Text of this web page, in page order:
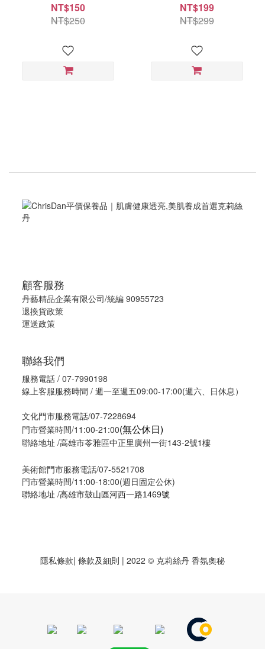
NT$150
NT$250
NT$199
NT$299
顧客服務
丹藝精品企業有限公司/統編 90955723
退換貨政策
運送政策
聯絡我們
服務電話 / 07-7990198
線上客服服務時間 / 週一至週五09:00-17:00(週六、日休息）
文化門市服務電話/07-7228694
門市營業時間/11:00-21:00(無公休日)
聯絡地址 /高雄市苓雅區中正里廣州一街143-2號1樓
美術館門市服務電話/07-5521708
門市營業時間/11:00-18:00(週日固定公休)
聯絡地址 /高雄市鼓山區河西一路1469號
隱私條款| 條款及細則 | 2022 © 克莉絲丹 香氛奧秘